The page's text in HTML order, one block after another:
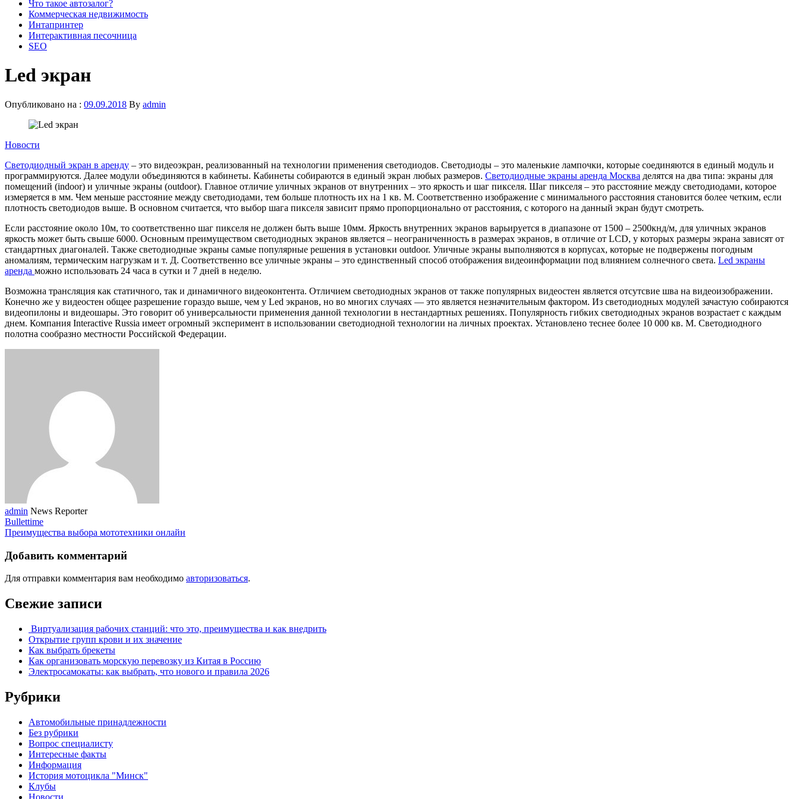
Что такое автозалог?
Коммерческая недвижимость
Интапринтер
Интерактивная песочница
SEO
Led экран
Опубликовано на : 09.09.2018 By admin
Новости
Светодиодный экран в аренду – это видеоэкран, реализованный на технологии применения светодиодов. Светодиоды – это маленькие лампочки, которые соединяются в единый модуль и
программируются. Далее модули объединяются в кабинеты. Кабинеты собираются в единый экран любых размеров. Светодиодные экраны аренда Москва делятся на два типа: экраны для
помещений (indoor) и уличные экраны (outdoor). Главное отличие уличных экранов от внутренних – это яркость и шаг пикселя. Шаг пикселя – это расстояние между светодиодами, которое
измеряется в мм. Чем меньше расстояние между светодиодами, тем больше плотность их на 1 кв. М. Соответственно изображение с минимального расстояния становится более четким, если
плотность светодиодов выше. В основном считается, что выбор шага пикселя зависит прямо пропорционально от расстояния, с которого на данный экран будут смотреть.
Если расстояние около 10м, то соответственно шаг пикселя не должен быть выше 10мм. Яркость внутренних экранов варьируется в диапазоне от 1500 – 2500кнд/м, для уличных экранов
яркость может быть свыше 6000. Основным преимуществом светодиодных экранов является – неограниченность в размерах экранов, в отличие от LCD, у которых размеры экрана зависят от
стандартных диагоналей. Также светодиодные экраны самые популярные решения в установки outdoor. Уличные экраны выполняются в корпусах, которые не подвержены погодным
аномалиям, термическим нагрузкам и т. Д. Соответственно все уличные экраны – это единственный способ отображения видеоинформации под влиянием солнечного света. Led экраны
аренда можно использовать 24 часа в сутки и 7 дней в неделю.
Возможна трансляция как статичного, так и динамичного видеоконтента. Отличием светодиодных экранов от также популярных видеостен является отсутсвие шва на видеоизображении.
Конечно же у видеостен общее разрешение гораздо выше, чем у Led экранов, но во многих случаях — это является незначительным фактором. Из светодиодных модулей зачастую собираются
видеопилоны и видеошары. Это говорит об универсальности применения данной технологии в нестандартных решениях. Популярность гибких светодиодных экранов возрастает с каждым
днем. Компания Interactive Russia имеет огромный эксперимент в использовании светодиодной технологии на личных проектах. Установлено теснее более 10 000 кв. М. Светодиодного
полотна сообразно местности Российской Федерации.
admin News Reporter
Bullettime
Преимущества выбора мототехники онлайн
Добавить комментарий
Для отправки комментария вам необходимо авторизоваться.
Свежие записи
Виртуализация рабочих станций: что это, преимущества и как внедрить
Открытие групп крови и их значение
Как выбрать брекеты
Как организовать морскую перевозку из Китая в Россию
Электросамокаты: как выбрать, что нового и правила 2026
Рубрики
Автомобильные принадлежности
Без рубрики
Вопрос специалисту
Интересные факты
Информация
История мотоцикла "Минск"
Клубы
Новости